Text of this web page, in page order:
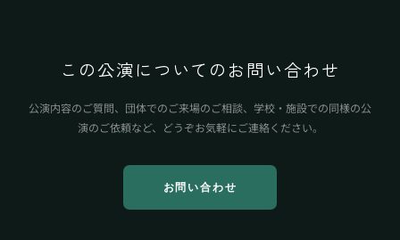
この公演についてのお問い合わせ
公演内容のご質問、団体でのご来場のご相談、学校・施設での同様の公
演のご依頼など、どうぞお気軽にご連絡ください。
お問い合わせ